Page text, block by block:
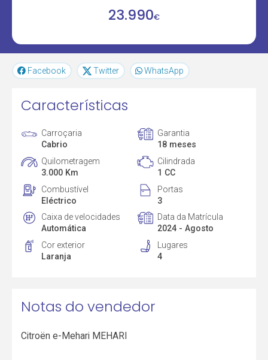
23.990€
Facebook Twitter WhatsApp
Características
Carroçaria
Cabrio
Garantia
18 meses
Quilometragem
3.000 Km
Cilindrada
1 CC
Combustível
Eléctrico
Portas
3
Caixa de velocidades
Automática
Data da Matrícula
2024 - Agosto
Cor exterior
Laranja
Lugares
4
Notas do vendedor
Citroën e-Mehari MEHARI